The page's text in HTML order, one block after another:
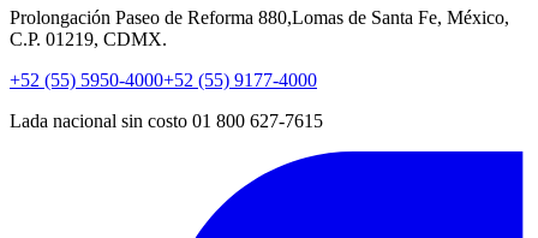
Prolongación Paseo de Reforma 880,Lomas de Santa Fe, México,
C.P. 01219, CDMX.
+52 (55) 5950-4000+52 (55) 9177-4000
Lada nacional sin costo 01 800 627-7615